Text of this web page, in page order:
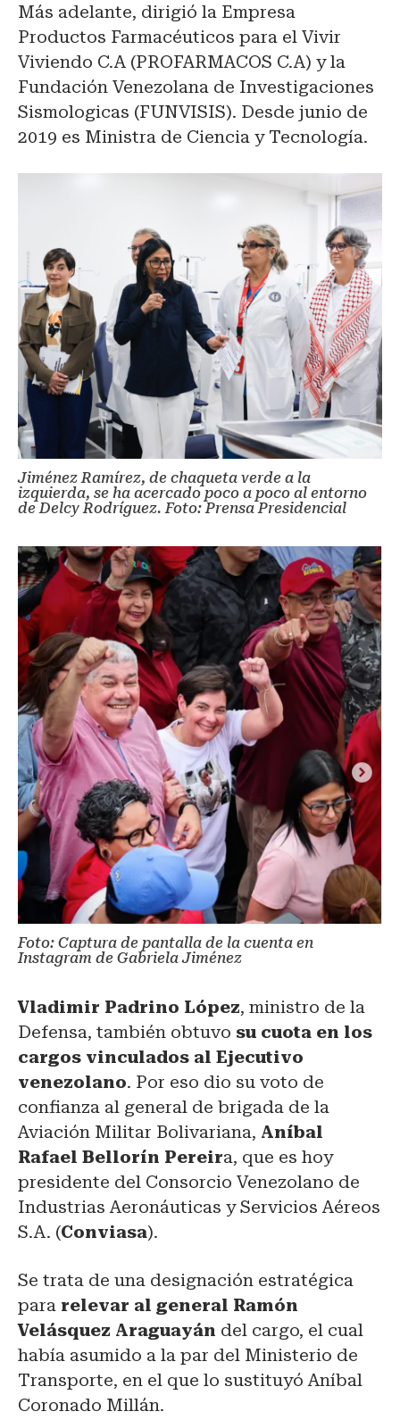
Más adelante, dirigió la Empresa
Productos Farmacéuticos para el Vivir
Viviendo C.A (PROFARMACOS C.A) y la
Fundación Venezolana de Investigaciones
Sismologicas (FUNVISIS). Desde junio de
2019 es Ministra de Ciencia y Tecnología.
Jiménez Ramírez, de chaqueta verde a la
izquierda, se ha acercado poco a poco al entorno
de Delcy Rodríguez. Foto: Prensa Presidencial
Foto: Captura de pantalla de la cuenta en
Instagram de Gabriela Jiménez
Vladimir Padrino López, ministro de la
Defensa, también obtuvo su cuota en los
cargos vinculados al Ejecutivo
venezolano. Por eso dio su voto de
confianza al general de brigada de la
Aviación Militar Bolivariana, Aníbal
Rafael Bellorín Pereira, que es hoy
presidente del Consorcio Venezolano de
Industrias Aeronáuticas y Servicios Aéreos
S.A. (Conviasa).
Se trata de una designación estratégica
para relevar al general Ramón
Velásquez Araguayán del cargo, el cual
había asumido a la par del Ministerio de
Transporte, en el que lo sustituyó Aníbal
Coronado Millán.